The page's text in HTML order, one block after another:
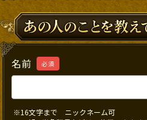
名前 必須
※16文字まで ニックネーム可